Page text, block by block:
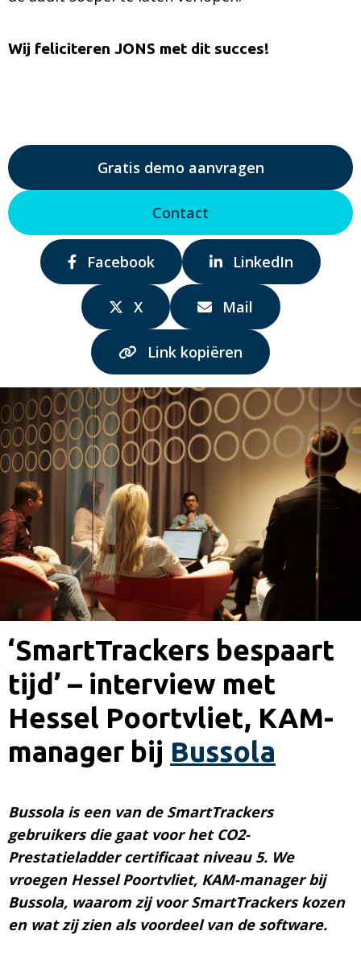
Wij feliciteren JONS met dit succes!
Gratis demo aanvragen
Contact
Delen
via:
Facebook
Delen
LinkedIn
Delen
via:
X
Delen
Mail
Link kopiëren
‘SmartTrackers bespaart
tijd’ – interview met
Hessel Poortvliet, KAM-
manager bij Bussola
Bussola is een van de SmartTrackers
gebruikers die gaat voor het CO2-
Prestatieladder certificaat niveau 5. We
vroegen Hessel Poortvliet, KAM-manager bij
Bussola, waarom zij voor SmartTrackers kozen
en wat zij zien als voordeel van de software.